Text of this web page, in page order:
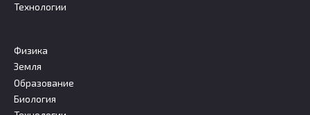
Технологии
Физика
Земля
Образование
Биология